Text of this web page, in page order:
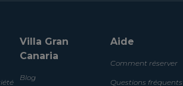
Villa Gran
Canaria
Blog
Aide
Comment réserver
Questions fréquents